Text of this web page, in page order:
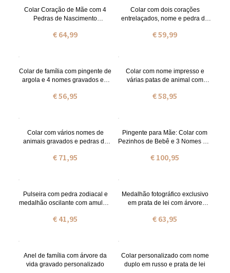
Colar Coração de Mãe com 4
Pedras de Nascimento
€ 64,99
Colar com dois corações
entrelaçados, nome e pedra de
€ 59,99
Colar de família com pingente de
argola e 4 nomes gravados em
€ 56,95
Colar com nome impresso e
várias patas de animal com
€ 58,95
Colar com vários nomes de
animais gravados e pedras de
€ 71,95
Pingente para Mãe: Colar com
Pezinhos de Bebê e 3 Nomes em
€ 100,95
Pulseira com pedra zodiacal e
medalhão oscilante com amuleto
€ 41,95
Medalhão fotográfico exclusivo
em prata de lei com árvore
€ 63,95
Anel de família com árvore da
vida gravado personalizado
Colar personalizado com nome
duplo em russo e prata de lei